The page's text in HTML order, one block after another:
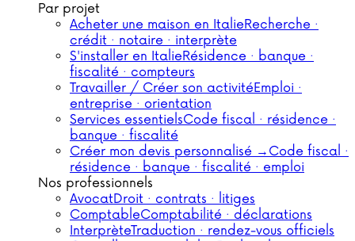
Par projet
Acheter une maison en ItalieRecherche ·
crédit · notaire · interprète
S'installer en ItalieRésidence · banque ·
fiscalité · compteurs
Travailler / Créer son activitéEmploi ·
entreprise · orientation
Services essentielsCode fiscal · résidence ·
banque · fiscalité
Créer mon devis personnalisé → Code fiscal ·
résidence · banque · fiscalité · emploi
Nos professionnels
AvocatDroit · contrats · litiges
ComptableComptabilité · déclarations
InterprèteTraduction · rendez-vous officiels